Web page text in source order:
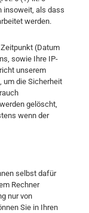
insoweit, als dass
werden.
(Datum
sowie Ihre IP-
unserem
um die Sicherheit
gelöscht,
wenn der
selbst dafür
Rechner
nur von
Sie in Ihren